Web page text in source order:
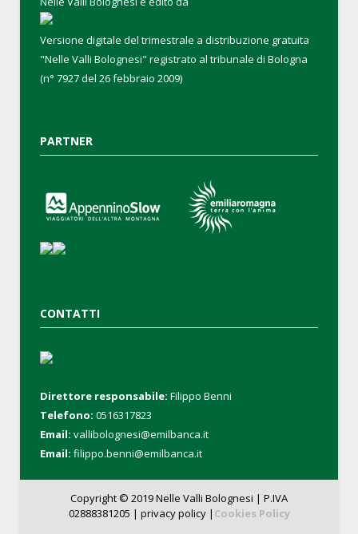
Versione digitale del trimestrale a distribuzione gratuita
"Nelle Valli Bolognesi" registrato al tribunale di Bologna
(n° 7927 del 26 febbraio 2009)
PARTNER
CONTATTI
Direttore responsabile: Filippo Benni
Telefono: 0516317823
Email: vallibolognesi@emilbanca.it
Email: filippo.benni@emilbanca.it
Copyright © 2019 Nelle Valli Bolognesi | P.IVA
02888381205 | privacy policy | Cookies Policy